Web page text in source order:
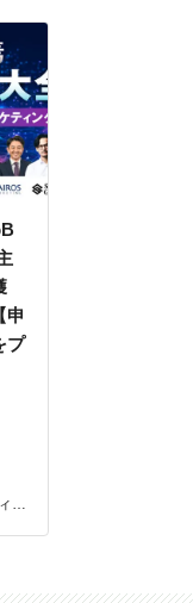
申
プ
松本 健吾(ビジネスディベロップメント部 プロダクトマーケティングマネージャー)